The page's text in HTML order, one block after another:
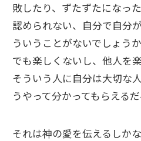
敗したり、ずたずたになっ
認められない、自分で自分
ういうことがないでしょ
でも楽しくないし、他人を
そういう人に自分は大切な
うやって分かってもらえる
それは神の愛を伝えるしか